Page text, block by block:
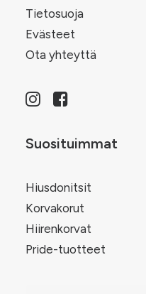
Tietosuoja
Evästeet
Ota yhteyttä
Suosituimmat
Hiusdonitsit
Korvakorut
Hiirenkorvat
Pride-tuotteet